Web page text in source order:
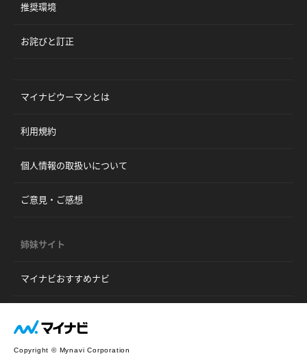
推奨環境
お詫びと訂正
マイナビウーマンとは
利用規約
個人情報の取扱いについて
ご意見・ご感想
姉妹サイト
マイナビおすすめナビ
Copyright © Mynavi Corporation